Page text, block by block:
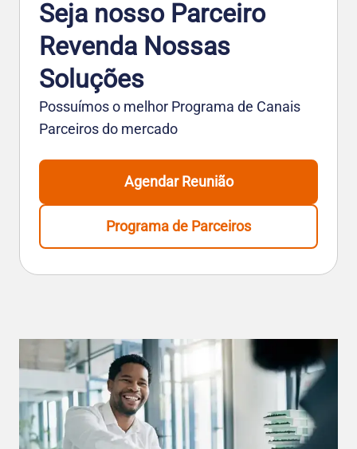
Seja nosso Parceiro
Revenda Nossas
Soluções
Possuímos o melhor Programa de Canais
Parceiros do mercado
Agendar Reunião
Programa de Parceiros